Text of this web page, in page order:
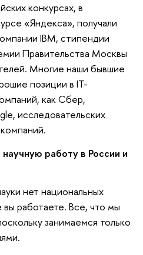
конкурсах, в
«Яндекса», получали
IBM, стипендии
Правительства Москвы
Многие наши бывшие
позиции в IT-
как Сбер,
исследовательских
работу в России и
нет национальных
вы работаете. Все, что мы
занимаемся только